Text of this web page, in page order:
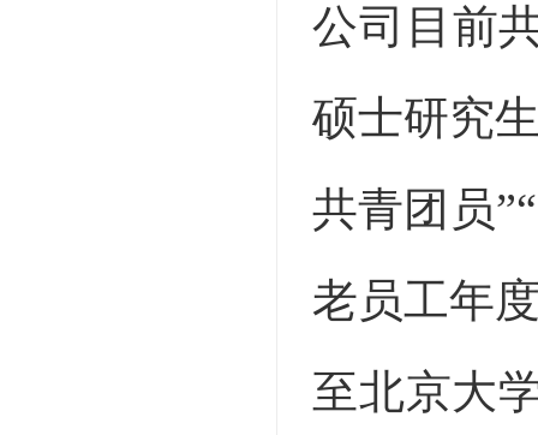
公司目前
硕士研究
共青团员
老员工年
至北京大